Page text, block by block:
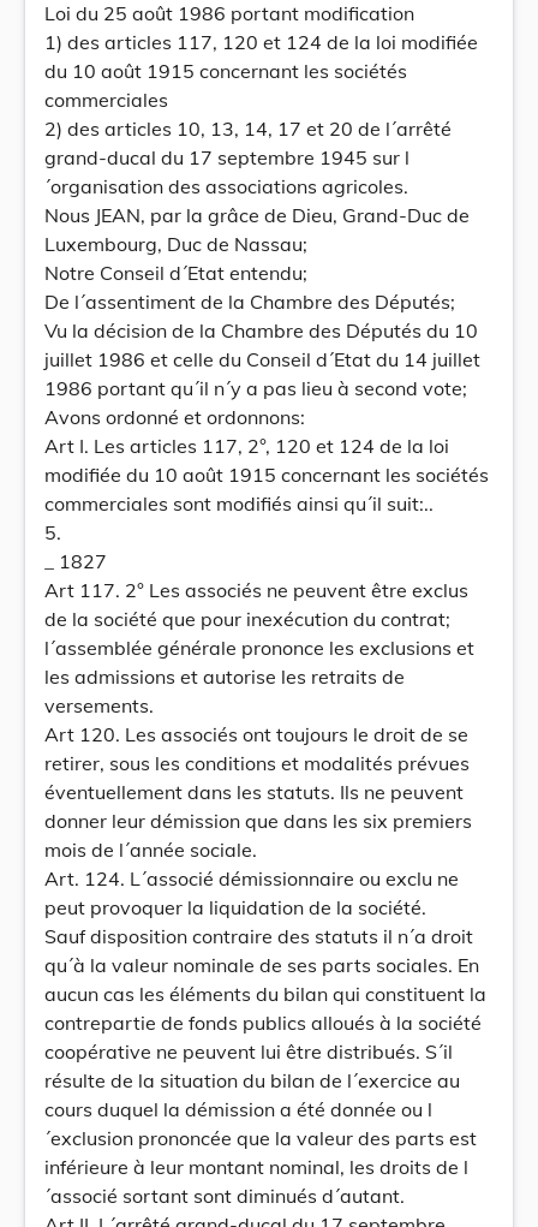
Loi du 25 août 1986 portant modification
1) des articles 117, 120 et 124 de la loi modifiée
du 10 août 1915 concernant les sociétés
commerciales
2) des articles 10, 13, 14, 17 et 20 de l´arrêté
grand-ducal du 17 septembre 1945 sur l
´organisation des associations agricoles.
Nous JEAN, par la grâce de Dieu, Grand-Duc de
Luxembourg, Duc de Nassau;
Notre Conseil d´Etat entendu;
De l´assentiment de la Chambre des Députés;
Vu la décision de la Chambre des Députés du 10
juillet 1986 et celle du Conseil d´Etat du 14 juillet
1986 portant qu´il n´y a pas lieu à second vote;
Avons ordonné et ordonnons:
Art I. Les articles 117, 2°, 120 et 124 de la loi
modifiée du 10 août 1915 concernant les sociétés
commerciales sont modifiés ainsi qu´il suit:..
5.
_ 1827
Art 117. 2° Les associés ne peuvent être exclus
de la société que pour inexécution du contrat;
l´assemblée générale prononce les exclusions et
les admissions et autorise les retraits de
versements.
Art 120. Les associés ont toujours le droit de se
retirer, sous les conditions et modalités prévues
éventuellement dans les statuts. Ils ne peuvent
donner leur démission que dans les six premiers
mois de l´année sociale.
Art. 124. L´associé démissionnaire ou exclu ne
peut provoquer la liquidation de la société.
Sauf disposition contraire des statuts il n´a droit
qu´à la valeur nominale de ses parts sociales. En
aucun cas les éléments du bilan qui constituent la
contrepartie de fonds publics alloués à la société
coopérative ne peuvent lui être distribués. S´il
résulte de la situation du bilan de l´exercice au
cours duquel la démission a été donnée ou l
´exclusion prononcée que la valeur des parts est
inférieure à leur montant nominal, les droits de l
´associé sortant sont diminués d´autant.